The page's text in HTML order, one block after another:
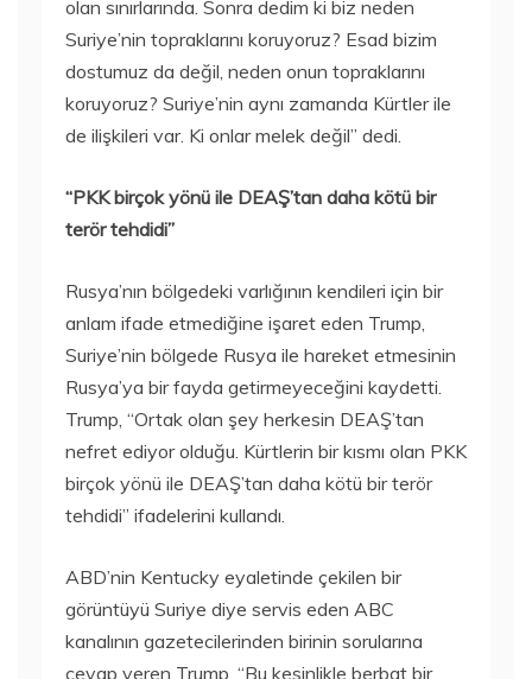
olan sınırlarında. Sonra dedim ki biz neden
Suriye’nin topraklarını koruyoruz? Esad bizim
dostumuz da değil, neden onun topraklarını
koruyoruz? Suriye’nin aynı zamanda Kürtler ile
de ilişkileri var. Ki onlar melek değil” dedi.
“PKK birçok yönü ile DEAŞ’tan daha kötü bir
terör tehdidi”
Rusya’nın bölgedeki varlığının kendileri için bir
anlam ifade etmediğine işaret eden Trump,
Suriye’nin bölgede Rusya ile hareket etmesinin
Rusya’ya bir fayda getirmeyeceğini kaydetti.
Trump, “Ortak olan şey herkesin DEAŞ’tan
nefret ediyor olduğu. Kürtlerin bir kısmı olan PKK
birçok yönü ile DEAŞ’tan daha kötü bir terör
tehdidi” ifadelerini kullandı.
ABD’nin Kentucky eyaletinde çekilen bir
görüntüyü Suriye diye servis eden ABC
kanalının gazetecilerinden birinin sorularına
cevap veren Trump, “Bu kesinlikle berbat bir